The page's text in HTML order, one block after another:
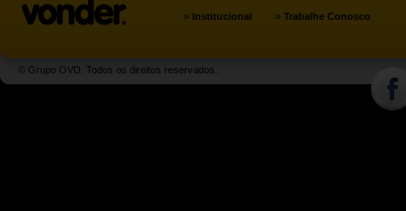
» Institucional » Trabalhe Conosco
© Grupo OVD. Todos os direitos reservados.